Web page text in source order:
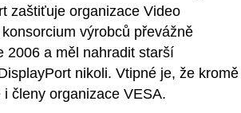
zaštiťuje organizace Video
výrobců převážně
2006 a měl nahradit starší
nikoli. Vtipné je, že kromě
členy organizace VESA.